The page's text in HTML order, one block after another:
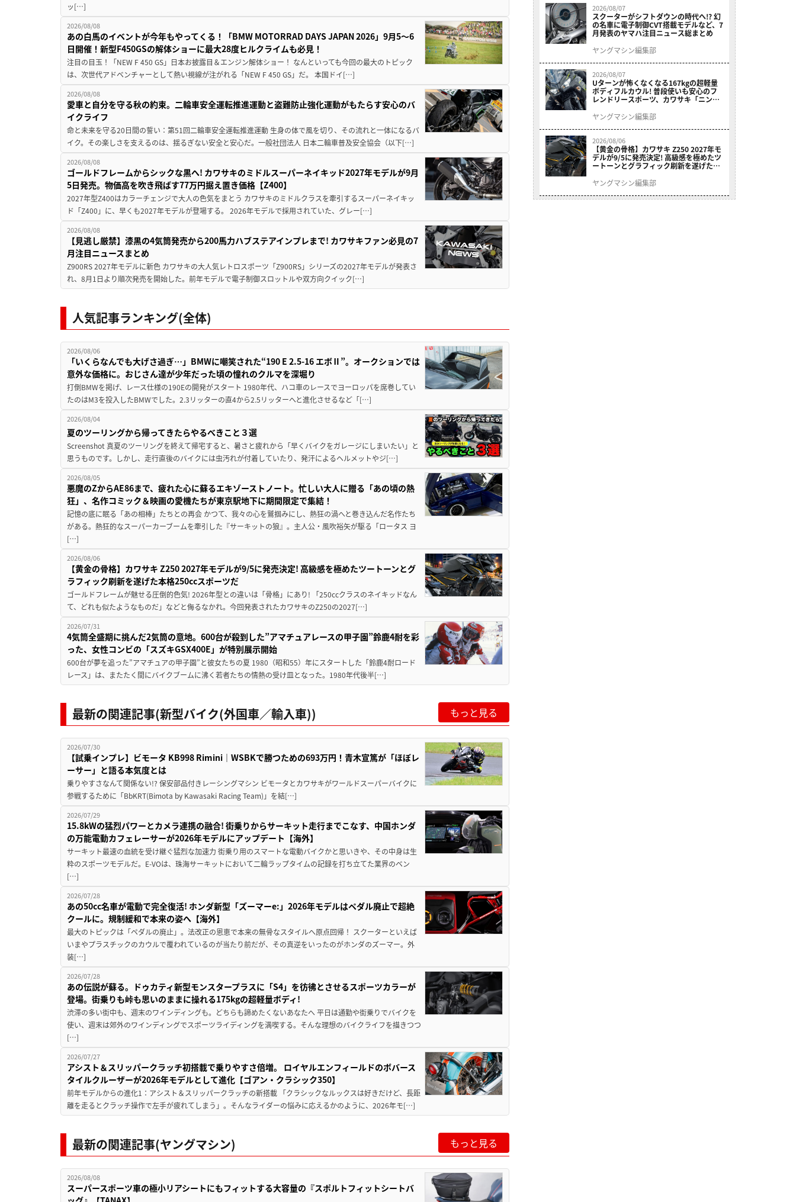
ッ[…]
2026/08/08
あの白馬のイベントが今年もやってくる！「BMW MOTORRAD DAYS JAPAN 2026」9月5〜6
日開催！新型F450GSの解体ショーに最大28度ヒルクライムも必見！
注目の目玉！「NEW F 450 GS」日本お披露目＆エンジン解体ショー！ なんといっても今回の最大のトピック
は、次世代アドベンチャーとして熱い視線が注がれる「NEW F 450 GS」だ。 本国ドイ[…]
2026/08/08
愛車と自分を守る秋の約束。二輪車安全運転推進運動と盗難防止強化運動がもたらす安心のバ
イクライフ
命と未来を守る20日間の誓い：第51回二輪車安全運転推進運動 生身の体で風を切り、その流れと一体になるバ
イク。その楽しさを支えるのは、揺るぎない安全と安心だ。一般社団法人 日本二輪車普及安全協会（以下[…]
2026/08/08
ゴールドフレームからシックな黒へ! カワサキのミドルスーパーネイキッド2027年モデルが9月
5日発売。物価高を吹き飛ばす77万円据え置き価格【Z400】
2027年型Z400はカラーチェンジで大人の色気をまとう カワサキのミドルクラスを牽引するスーパーネイキッ
ド「Z400」に、早くも2027年モデルが登場する。 2026年モデルで採用されていた、グレー[…]
2026/08/08
【見逃し厳禁】漆黒の4気筒発売から200馬力ハブステアインプレまで! カワサキファン必見の7
月注目ニュースまとめ
Z900RS 2027年モデルに新色 カワサキの大人気レトロスポーツ「Z900RS」シリーズの2027年モデルが発表さ
れ、8月1日より順次発売を開始した。前年モデルで電子制御スロットルや双方向クイック[…]
人気記事ランキング(全体)
2026/08/06
「いくらなんでも大げさ過ぎ…」BMWに嘲笑された“190 E 2.5-16 エボⅡ”。オークションでは
意外な価格に。おじさん達が少年だった頃の憧れのクルマを深堀り
打倒BMWを掲げ、レース仕様の190Eの開発がスタート 1980年代、ハコ車のレースでヨーロッパを席巻してい
たのはM3を投入したBMWでした。2.3リッターの直4から2.5リッターへと進化させるなど「[…]
2026/08/04
夏のツーリングから帰ってきたらやるべきこと３選
Screenshot 真夏のツーリングを終えて帰宅すると、暑さと疲れから「早くバイクをガレージにしまいたい」と
思うものです。しかし、走行直後のバイクには虫汚れが付着していたり、発汗によるヘルメットやジ[…]
2026/08/05
悪魔のZからAE86まで、疲れた心に蘇るエキゾーストノート。忙しい大人に贈る「あの頃の熱
狂」、名作コミック＆映画の愛機たちが東京駅地下に期間限定で集結！
記憶の底に眠る「あの相棒」たちとの再会 かつて、我々の心を鷲掴みにし、熱狂の渦へと巻き込んだ名作たち
がある。熱狂的なスーパーカーブームを牽引した『サーキットの狼』。主人公・風吹裕矢が駆る「ロータス ヨ
[…]
2026/08/06
【黄金の骨格】カワサキ Z250 2027年モデルが9/5に発売決定! 高級感を極めたツートーンとグ
ラフィック刷新を遂げた本格250ccスポーツだ
ゴールドフレームが魅せる圧倒的色気! 2026年型との違いは「骨格」にあり! 「250ccクラスのネイキッドなん
て、どれも似たようなものだ」などと侮るなかれ。今回発表されたカワサキのZ250の2027[…]
2026/07/31
4気筒全盛期に挑んだ2気筒の意地。600台が殺到した”アマチュアレースの甲子園”鈴鹿4耐を彩
った、女性コンビの「スズキGSX400E」が特別展示開始
600台が夢を追った”アマチュアの甲子園”と彼女たちの夏 1980（昭和55）年にスタートした「鈴鹿4耐ロード
レース」は、またたく間にバイクブームに沸く若者たちの情熱の受け皿となった。1980年代後半[…]
最新の関連記事(新型バイク(外国車／輸入車)) もっと見る
2026/07/30
【試乗インプレ】ビモータ KB998 Rimini｜WSBKで勝つための693万円！青木宣篤が「ほぼレ
ーサー」と語る本気度とは
乗りやすさなんて関係ない!? 保安部品付きレーシングマシン ビモータとカワサキがワールドスーパーバイクに
参戦するために「BbKRT(Bimota by Kawasaki Racing Team)」を結[…]
2026/07/29
15.8kWの猛烈パワーとカメラ連携の融合! 街乗りからサーキット走行までこなす、中国ホンダ
の万能電動カフェレーサーが2026年モデルにアップデート【海外】
サーキット最速の血統を受け継ぐ猛烈な加速力 街乗り用のスマートな電動バイクかと思いきや、その中身は生
粋のスポーツモデルだ。E-VOは、珠海サーキットにおいて二輪ラップタイムの記録を打ち立てた業界のベン
[…]
2026/07/28
あの50cc名車が電動で完全復活! ホンダ新型「ズーマーe:」2026年モデルはペダル廃止で超絶
クールに。規制緩和で本来の姿へ【海外】
最大のトピックは「ペダルの廃止」。法改正の恩恵で本来の無骨なスタイルへ原点回帰！ スクーターといえば
いまやプラスチックのカウルで覆われているのが当たり前だが、その真逆をいったのがホンダのズーマー。外
装[…]
2026/07/28
あの伝説が蘇る。ドゥカティ新型モンスタープラスに「S4」を彷彿とさせるスポーツカラーが
登場。街乗りも峠も思いのままに操れる175kgの超軽量ボディ!
渋滞の多い街中も、週末のワインディングも。どちらも諦めたくないあなたへ 平日は通勤や街乗りでバイクを
使い、週末は郊外のワインディングでスポーツライディングを満喫する。そんな理想のバイクライフを描きつつ
[…]
2026/07/27
アシスト＆スリッパークラッチ初搭載で乗りやすさ倍増。 ロイヤルエンフィールドのボバース
タイルクルーザーが2026年モデルとして進化【ゴアン・クラシック350】
前年モデルからの進化1：アシスト＆スリッパークラッチの新搭載 「クラシックなルックスは好きだけど、長距
離を走るとクラッチ操作で左手が疲れてしまう」。そんなライダーの悩みに応えるかのように、2026年モ[…]
最新の関連記事(ヤングマシン) もっと見る
2026/08/08
スーパースポーツ車の極小リアシートにもフィットする大容量の『スポルトフィットシートバ
2026/08/07
スクーターがシフトダウンの時代へ!? 幻
の名車に電子制御CVT搭載モデルなど、7
月発表のヤマハ注目ニュース総まとめ
ヤングマシン編集部
2026/08/07
Uターンが怖くなくなる167kgの超軽量
ボディフルカウル! 普段使いも安心のフ
レンドリースポーツ、カワサキ「ニンジ
9/5発売
ヤングマシン編集部
2026/08/06
【黄金の骨格】カワサキ Z250 2027年モ
デルが9/5に発売決定! 高級感を極めたツ
ートーンとグラフィック刷新を遂げた本
ヤングマシン編集部